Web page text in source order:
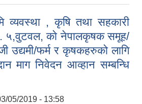
व्यवस्था , कृषि तथा सहकारी
५,वुटवल, काे नेपालकृषक समूह/
उद्यमी/फर्म र कृषकहरुको लागि
माग निवेदन आव्हान सम्बन्धि
05/2019 - 13:58